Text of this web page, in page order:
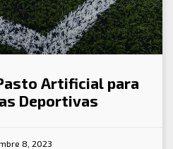
Artificial para
Deportivas
8, 2023